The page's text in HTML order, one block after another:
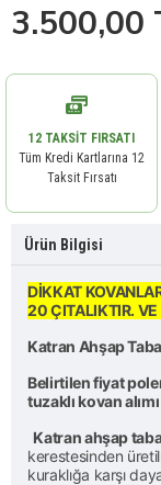
3.500,00
12 TAKSIT FIRSATI
Tüm Kredi Kartlarına 12
Taksit Fırsatı
Ürün Bilgisi
DİKKAT
20 ÇITALIKTIR. VE
Katran Ahşap
Belirtilen fiyat
tuzaklı kovan
Katran ahşap
kerestesinden
kuraklığa karşı